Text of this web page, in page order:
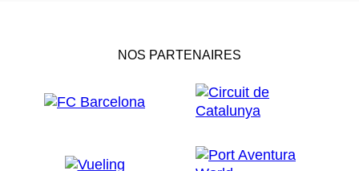
NOS PARTENAIRES